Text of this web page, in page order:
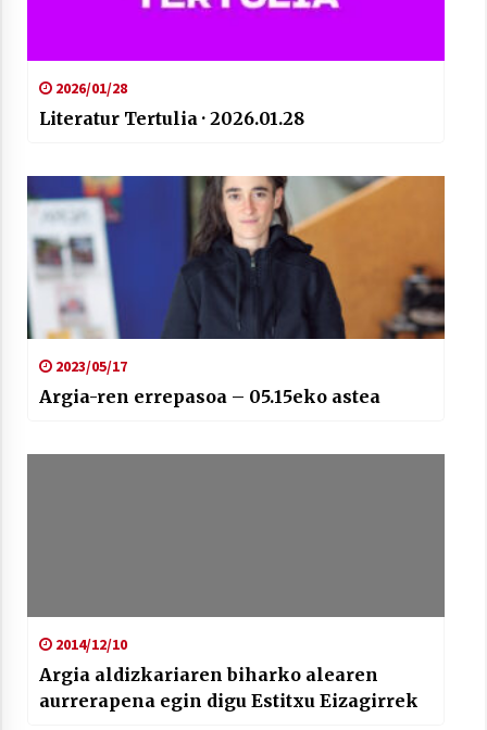
2021/07/03
Zebrabidearen denboraldi amaiera
EHZtik
2021/07/01
Arrosaren laburpen bideoa Hamaika
Telebistaren eskutik
2026/01/28
Literatur Tertulia · 2026.01.28
2023/05/17
Argia-ren errepasoa – 05.15eko astea
2014/12/10
Argia aldizkariaren biharko alearen
aurrerapena egin digu Estitxu Eizagirrek